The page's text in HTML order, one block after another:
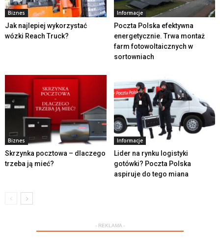
Biznes
Jak najlepiej wykorzystać
wózki Reach Truck?
Informacje
Poczta Polska efektywna
energetycznie. Trwa montaż
farm fotowoltaicznych w
sortowniach
Biznes
Skrzynka pocztowa – dlaczego
trzeba ją mieć?
Informacje
Lider na rynku logistyki
gotówki? Poczta Polska
aspiruje do tego miana
- REKLAMA -